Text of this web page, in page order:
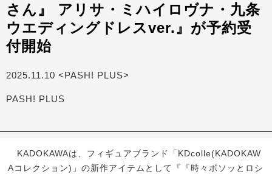
さん』 アリサ・ミハイロヴナ・九条
ウエディングドレスver.』が予約受
付開始
2025.11.10 <PASH! PLUS>
PASH! PLUS
KADOKAWAは、フィギュアブランド「KDcolle(KADOKAW
Aコレクション)」の新作アイテムとして『『時々ボソッとロシ